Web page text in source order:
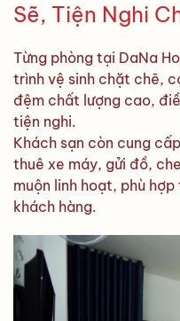
Sẽ, Tiện Nghi
Từng phòng tại DaNa
trình vệ sinh chặt chẽ,
đệm chất lượng cao,
tiện nghi.
Khách sạn còn cung
thuê xe máy, gửi đồ,
muộn linh hoạt, phù
khách hàng.